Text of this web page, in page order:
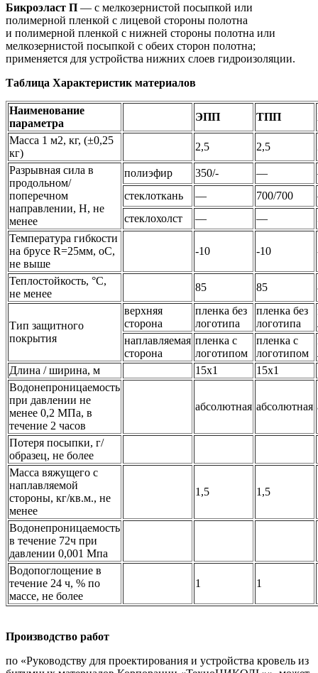
Бикроэласт П — с мелкозернистой посыпкой или
полимерной пленкой с лицевой стороны полотна
и полимерной пленкой с нижней стороны полотна или
мелкозернистой посыпкой с обеих сторон полотна;
применяется для устройства нижних слоев гидроизоляции.
Таблица Характеристик материалов
Наименование
параметра
ЭПП ТПП
Масса 1 м2, кг, (±0,25
кг)
2,5 2,5
Разрывная сила в
продольном/
поперечном
направлении, Н, не
менее
полиэфир 350/- —
стеклоткань
— 700/700
стеклохолст
— —
Температура гибкости
на брусе R=25мм, оС,
не выше
-10 -10
Теплостойкость, °С,
не менее
85 85
Тип защитного
покрытия
верхняя
сторона
пленка без
логотипа
пленка без
логотипа
наплавляемая
сторона
пленка с
логотипом
пленка с
логотипом
Длина / ширина, м
15х1 15х1
Водонепроницаемость
при давлении не
менее 0,2 МПа, в
течение 2 часов
абсолютная абсолютная
Потеря посыпки, г/
образец, не более
Масса вяжущего с
наплавляемой
стороны, кг/кв.м., не
менее
1,5 1,5
Водонепроницаемость
в течение 72ч при
давлении 0,001 Мпа
Водопоглощение в
течение 24 ч, % по
массе, не более
1 1
Производство работ
по «Руководству для проектирования и устройства кровель из